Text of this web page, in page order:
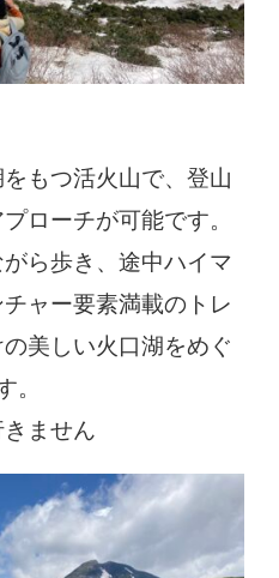
もつ活火山で、登山
ローチが可能です。
ら歩き、途中ハイマ
ャー要素満載のトレ
美しい火口湖をめぐ
。
ません